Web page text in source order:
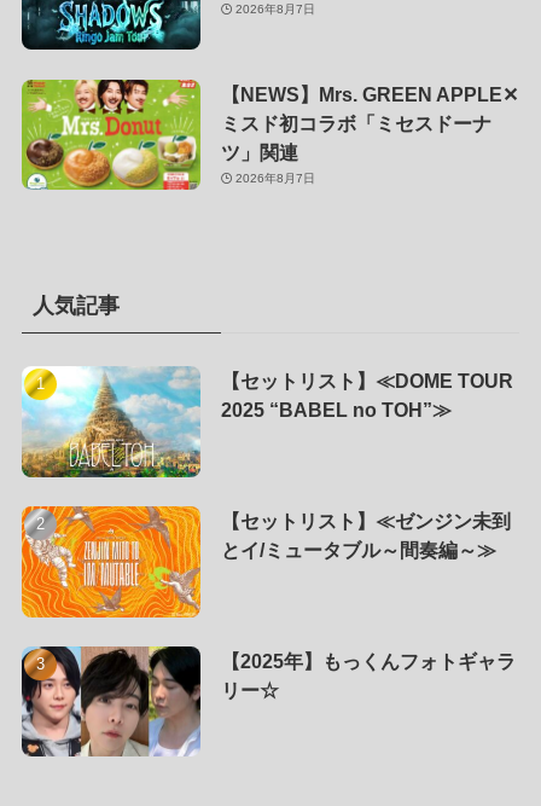
2026年8月7日
【NEWS】Mrs. GREEN APPLE✕
ミスド初コラボ「ミセスドーナ
ツ」関連
2026年8月7日
人気記事
【セットリスト】≪DOME TOUR
2025 “BABEL no TOH”≫
【セットリスト】≪ゼンジン未到
とイ/ミュータブル～間奏編～≫
【2025年】もっくんフォトギャラ
リー☆